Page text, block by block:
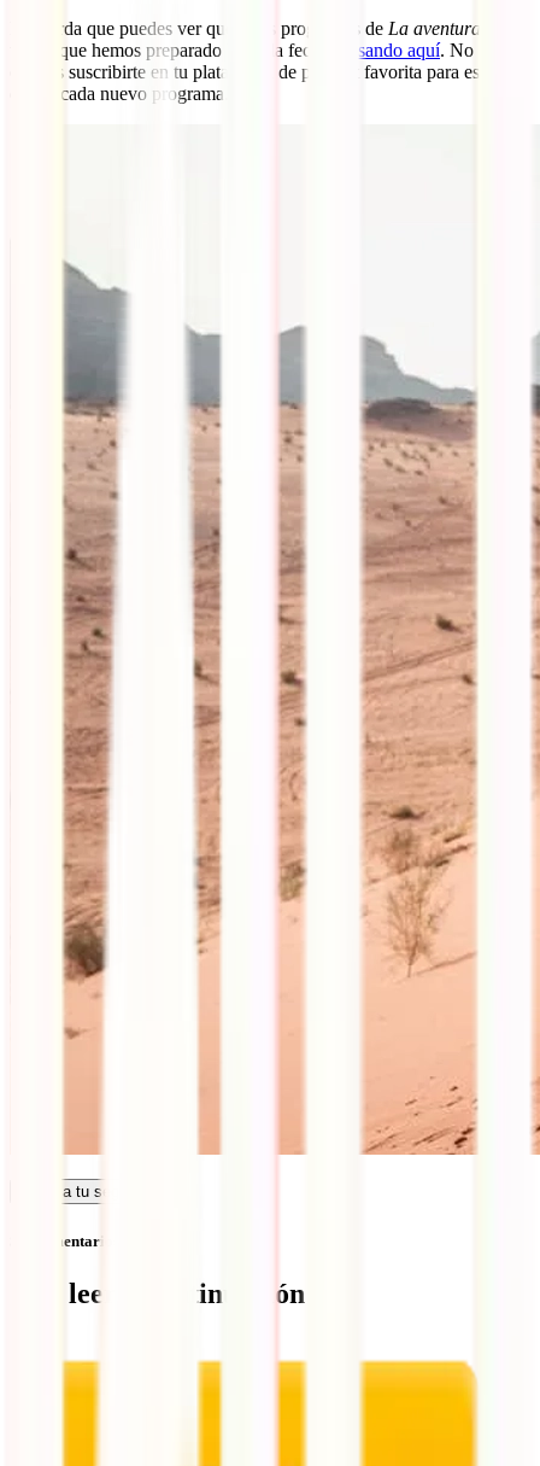
Recuerda que puedes ver qué otros programas de La aventura de
que hemos preparado hasta la fecha pulsando aquí. No
olvides suscribirte en tu plataforma de podcast favorita para estar al
día de cada nuevo programa.
Calcula tu seguro
Sin comentarios
Qué leer a continuación